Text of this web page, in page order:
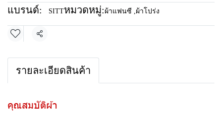
แบรนด์: SITTหมวดหมู่: ผ้าแฟนซี ,ผ้าโปร่ง
แชร์
รายละเอียดสินค้า
คุณสมบัติผ้า